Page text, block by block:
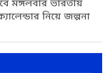
মঙ্গলবার ভারতীয়
নিয়ে জল্পনা